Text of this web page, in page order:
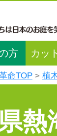
方 カッ
命TOP 植
熱